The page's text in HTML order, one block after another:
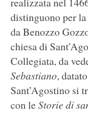
distinguono per
da Benozzo
chiesa di
Collegiata, da
Sebastiano,
Sant’Agostino si
con leStorie di